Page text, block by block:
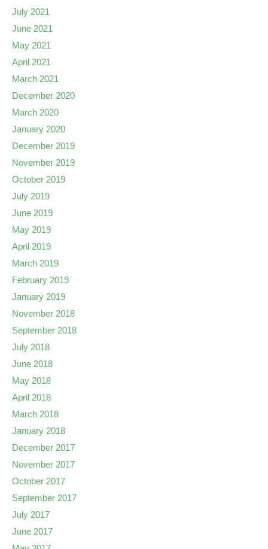
July 2021
June 2021
May 2021
April 2021
March 2021
December 2020
March 2020
January 2020
December 2019
November 2019
October 2019
July 2019
June 2019
May 2019
April 2019
March 2019
February 2019
January 2019
November 2018
September 2018
July 2018
June 2018
May 2018
April 2018
March 2018
January 2018
December 2017
November 2017
October 2017
September 2017
July 2017
June 2017